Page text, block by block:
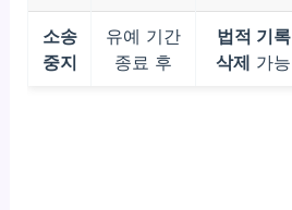
소송
중지
유예 기간
종료 후
법적 기록
삭제 가능